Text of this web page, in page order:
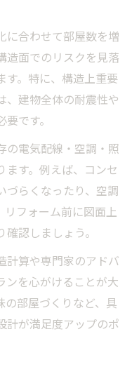
に合わせて部屋数を増
造面でのリスクを見落
す。特に、構造上重要
、建物全体の耐震性や
です。
の電気配線・空調・照
ます。例えば、コンセ
づらくなったり、空調
フォーム前に図面上
認しましょう。
計算や専門家のアドバ
ンを心がけることが大
部屋づくりなど、具
計が満足度アップのポ